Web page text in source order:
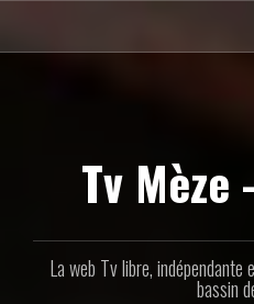
contenu
Tv Mèze
La web Tv libre,
bassin